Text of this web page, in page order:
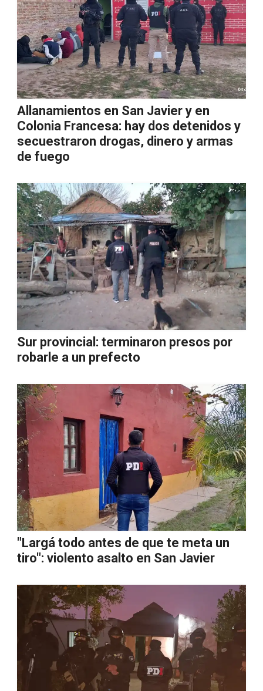
Allanamientos en San Javier y en
Colonia Francesa: hay dos detenidos y
secuestraron drogas, dinero y armas
de fuego
Sur provincial: terminaron presos por
robarle a un prefecto
"Largá todo antes de que te meta un
tiro": violento asalto en San Javier